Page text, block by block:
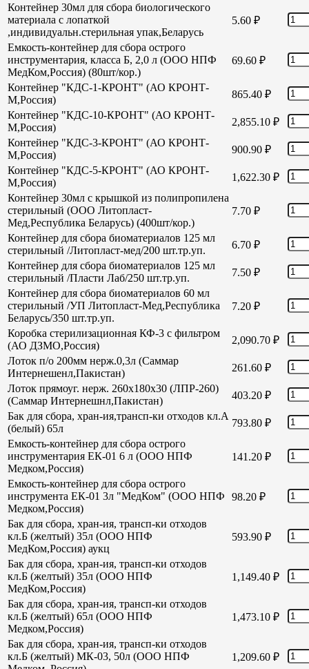
Контейнер 30мл для сбора биологического
материала с лопаткой
,индивидуальн.стерильная упак,Беларусь
5.60 ₽
Емкость-контейнер для сбора острого
инструментария, класса Б, 2,0 л (ООО НПФ
МедКом,Россия) (80шт/кор.)
69.60 ₽
Контейнер "КДС-1-КРОНТ" (АО КРОНТ-
М,Россия)
865.40 ₽
Контейнер "КДС-10-КРОНТ" (АО КРОНТ-
М,Россия)
2,855.10 ₽
Контейнер "КДС-3-КРОНТ" (АО КРОНТ-
М,Россия)
900.90 ₽
Контейнер "КДС-5-КРОНТ" (АО КРОНТ-
М,Россия)
1,622.30 ₽
Контейнер 30мл с крышкой из полипропилена
стерильный (ООО Литопласт-
Мед,Республика Беларусь) (400шт/кор.)
7.70 ₽
Контейнер для сбора биоматериалов 125 мл
стерильный /Литопласт-мед/200 шт.тр.уп.
6.70 ₽
Контейнер для сбора биоматериалов 125 мл
стерильный /Пласти Лаб/250 шт.тр.уп.
7.50 ₽
Контейнер для сбора биоматериалов 60 мл
стерильный /УП Литопласт-Мед,Республика
Беларусь/350 шт.тр.уп.
7.20 ₽
Коробка стерилизационная КФ-3 с фильтром
(АО ДЗМО,Россия)
2,090.70 ₽
Лоток п/о 200мм нерж.0,3л (Саммар
Интернешенл,Пакистан)
261.60 ₽
Лоток прямоуг. нерж. 260х180х30 (ЛПР-260)
(Саммар Интернешнл,Пакистан)
403.20 ₽
Бак для сбора, хран-ия,трансп-ки отходов кл.А
(белый) 65л
793.80 ₽
Емкость-контейнер для сбора острого
инструментария ЕК-01 6 л (ООО НПФ
Медком,Россия)
141.20 ₽
Емкость-контейнер для сбора острого
инструмента ЕК-01 3л "МедКом" (ООО НПФ
Медком,Россия)
98.20 ₽
Бак для сбора, хран-ия, трансп-ки отходов
кл.Б (желтый) 35л (ООО НПФ
МедКом,Россия) аукц
593.90 ₽
Бак для сбора, хран-ия, трансп-ки отходов
кл.Б (желтый) 35л (ООО НПФ
МедКом,Россия)
1,149.40 ₽
Бак для сбора, хран-ия, трансп-ки отходов
кл.Б (желтый) 65л (ООО НПФ
Медком,Россия)
1,473.10 ₽
Бак для сбора, хран-ия, трансп-ки отходов
кл.Б (желтый) МК-03, 50л (ООО НПФ
1,209.60 ₽